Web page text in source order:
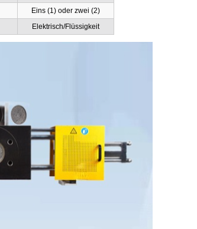
Eins (1) oder zwei (2)
Elektrisch/Flüssigkeit